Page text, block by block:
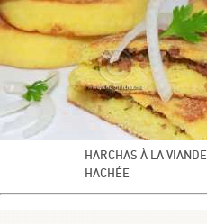
HARCHAS À LA VIANDE
HACHÉE